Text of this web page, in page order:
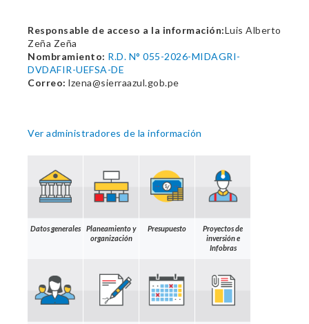
Responsable de acceso a la información:Luis Alberto
Zeña Zeña
Nombramiento: R.D. N° 055-2026-MIDAGRI-
DVDAFIR-UEFSA-DE
Correo: lzena@sierraazul.gob.pe
Ver administradores de la información
Datos generales
Planeamiento y
organización
Presupuesto
Proyectos de
inversión e
Infobras